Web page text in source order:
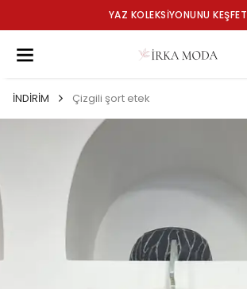
YAZ KOLEKSİYONUNU KEŞFET
İNDİRİM Çizgili şort etek